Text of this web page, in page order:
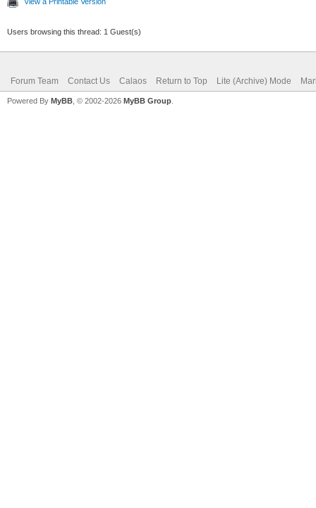
Users browsing this thread: 1 Guest(s)
Forum Team Contact Us Calaos Return to Top Lite (Archive) Mode
Powered By MyBB , © 2002-2026 MyBB Group